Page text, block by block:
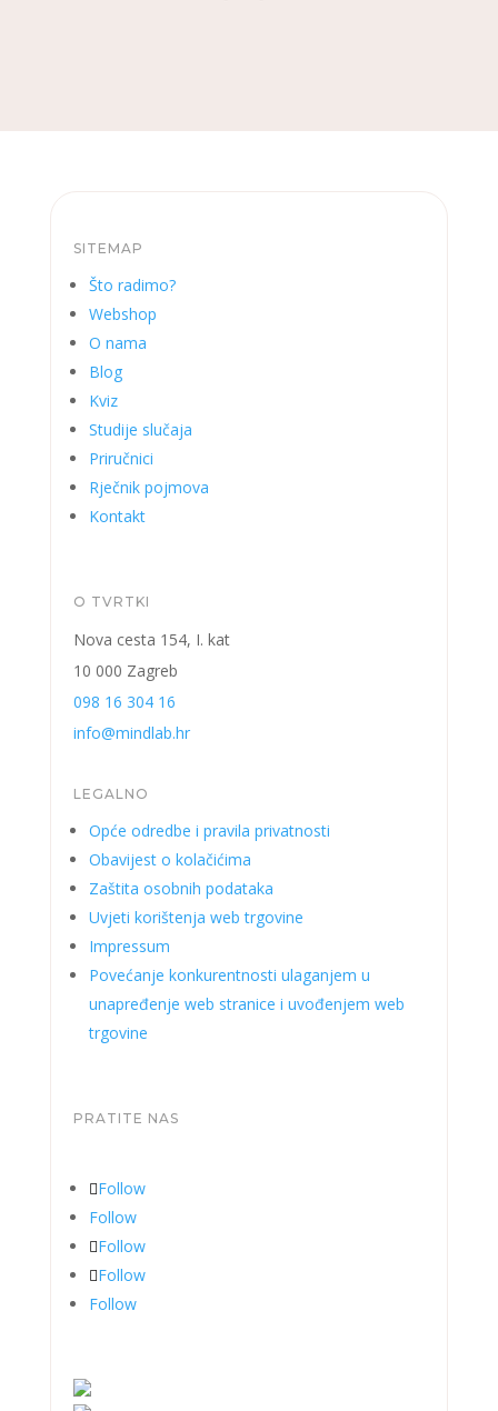
SITEMAP
Što radimo?
Webshop
O nama
Blog
Kviz
Studije slučaja
Priručnici
Rječnik pojmova
Kontakt
O TVRTKI
Nova cesta 154, I. kat
10 000 Zagreb
098 16 304 16
info@mindlab.hr
LEGALNO
Opće odredbe i pravila privatnosti
Obavijest o kolačićima
Zaštita osobnih podataka
Uvjeti korištenja web trgovine
Impressum
Povećanje konkurentnosti ulaganjem u
unapređenje web stranice i uvođenjem web
trgovine
PRATITE NAS
Follow
Follow
Follow
Follow
Follow